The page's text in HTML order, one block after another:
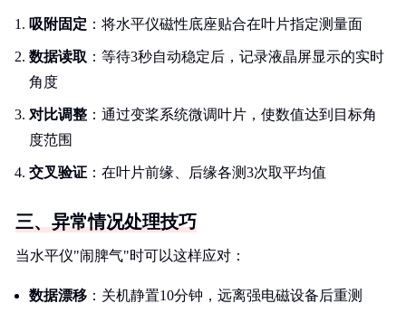
吸附固定 ：将水平仪磁性底座贴合在叶片指定测量面
数据读取 ：等待3秒自动稳定后，记录液晶屏显示的实时
角度
对比调整 ：通过变桨系统微调叶片，使数值达到目标角
度范围
交叉验证 ：在叶片前缘、后缘各测3次取平均值
三、异常情况处理技巧
当水平仪"闹脾气"时可以这样应对：
数据漂移 ：关机静置10分钟，远离强电磁设备后重测